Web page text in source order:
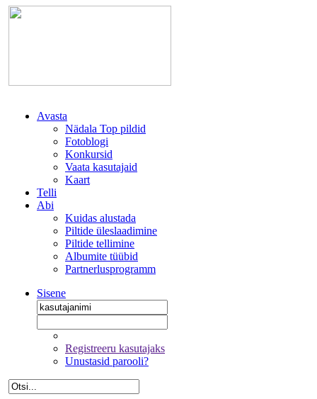
Avasta
Nädala Top pildid
Fotoblogi
Konkursid
Vaata kasutajaid
Kaart
Telli
Abi
Kuidas alustada
Piltide üleslaadimine
Piltide tellimine
Albumite tüübid
Partnerlusprogramm
Sisene
Registreeru kasutajaks
Unustasid parooli?